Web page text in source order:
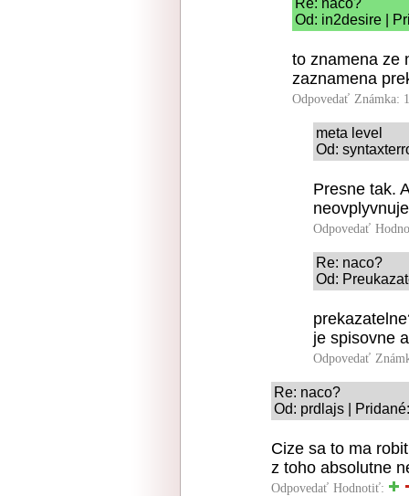
Od: in2desire |
to znamena ze
zaznamena
Odpovedať Známka:
meta level
Od:
Presne tak.
Odpovedať
Re: naco?
Od:
je spisovne
Odpovedať
Re: naco?
Od: prdlajs |
Cize sa to ma
z toho absolutne
Odpovedať Hodnotiť: